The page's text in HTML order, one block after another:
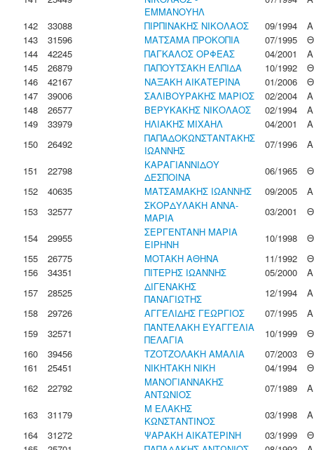
ΕΜΜΑΝΟΥΗΛ
142
33088 ΠΙΡΠΙΝΑΚΗΣ ΝΙΚΟΛΑΟΣ 09/1994
Α
143
31596 ΜΑΤΣΑΜΑ ΠΡΟΚΟΠΙΑ 07/1995
Θ
144
42245 ΠΑΓΚΑΛΟΣ ΟΡΦΕΑΣ 04/2001
Α
145
26879 ΠΑΠΟΥΤΣΑΚΗ ΕΛΠΙΔΑ 10/1992
Θ
146
42167 ΝΑΞΑΚΗ ΑΙΚΑΤΕΡΙΝΑ 01/2006
Θ
147
39006 ΣΑΛΙΒΟΥΡΑΚΗΣ ΜΑΡΙΟΣ 02/2004
Α
148
26577 ΒΕΡΥΚΑΚΗΣ ΝΙΚΟΛΑΟΣ 02/1994
Α
149
33979 ΗΛΙΑΚΗΣ ΜΙΧΑΗΛ 04/2001
Α
150
26492
ΠΑΠΑΔΟΚΩΝΣΤΑΝΤΑΚΗΣ
ΙΩΑΝΝΗΣ
07/1996
Α
151
22798
ΚΑΡΑΓΙΑΝΝΙΔΟΥ
ΔΕΣΠΟΙΝΑ
06/1965
Θ
152
40635 ΜΑΤΣΑΜΑΚΗΣ ΙΩΑΝΝΗΣ 09/2005
Α
153
32577
ΣΚΟΡΔΥΛΑΚΗ ΑΝΝΑ-
ΜΑΡΙΑ
03/2001
Θ
154
29955
ΣΕΡΓΕΝΤΑΝΗ ΜΑΡΙΑ
ΕΙΡΗΝΗ
10/1998
Θ
155
26775 ΜΟΤΑΚΗ ΑΘΗΝΑ 11/1992
Θ
156
34351 ΠΙΤΕΡΗΣ ΙΩΑΝΝΗΣ 05/2000
Α
157
28525
ΔΙΓΕΝΑΚΗΣ
ΠΑΝΑΓΙΩΤΗΣ
12/1994
Α
158
29726 ΑΓΓΕΛΙΔΗΣ ΓΕΩΡΓΙΟΣ 07/1995
Α
159
32571
ΠΑΝΤΕΛΑΚΗ ΕΥΑΓΓΕΛΙΑ
ΠΕΛΑΓΙΑ
10/1999
Θ
160
39456 ΤΖΟΤΖΟΛΑΚΗ ΑΜΑΛΙΑ 07/2003
Θ
161
25451 ΝΙΚΗΤΑΚΗ ΝΙΚΗ 04/1994
Θ
162
22792
ΜΑΝΟΓΙΑΝΝΑΚΗΣ
ΑΝΤΩΝΙΟΣ
07/1989
Α
163
31179
Μ ΕΛΑΚΗΣ
ΚΩΝΣΤΑΝΤΙΝΟΣ
03/1998
Α
164
31272 ΨΑΡΑΚΗ ΑΙΚΑΤΕΡΙΝΗ 03/1999
Θ